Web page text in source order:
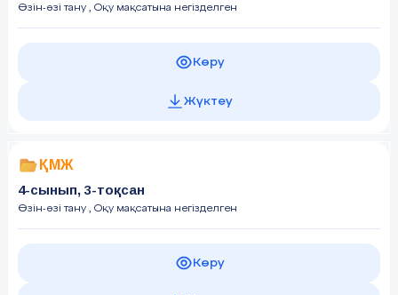
Өзін-өзі тану , Оқу мақсатына негізделген
Көру
Жүктеу
ҚМЖ
4-сынып, 3-тоқсан
Өзін-өзі тану , Оқу мақсатына негізделген
Көру